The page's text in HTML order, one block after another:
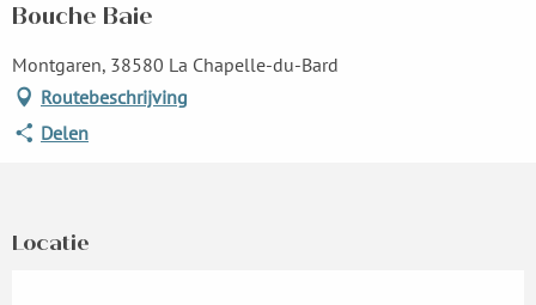
Bouche Baie
Montgaren, 38580 La Chapelle-du-Bard
Routebeschrijving
Delen
Locatie